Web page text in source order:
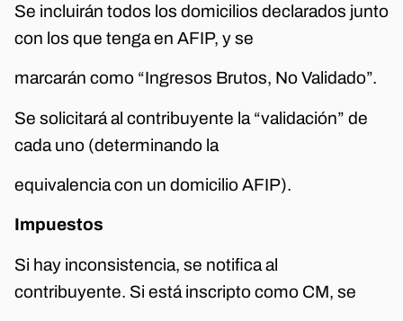
Se incluirán todos los domicilios declarados junto
con los que tenga en AFIP, y se
marcarán como “Ingresos Brutos, No Validado”.
Se solicitará al contribuyente la “validación” de
cada uno (determinando la
equivalencia con un domicilio AFIP).
Impuestos
Si hay inconsistencia, se notifica al
contribuyente. Si está inscripto como CM, se